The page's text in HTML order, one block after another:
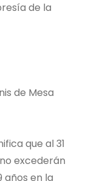
de la
de Mesa
que al 31
excederán
años en la